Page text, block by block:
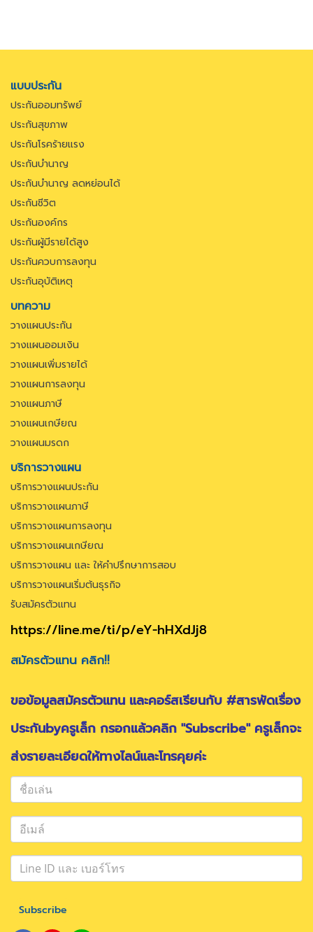
แบบประกัน
ประกันออมทรัพย์
ประกันสุขภาพ
ประกันโรคร้ายแรง
ประกันบำนาญ
ประกันบำนาญ ลดหย่อนได้
ประกันชีวิต
ประกันองค์กร
ประกันผู้มีรายได้สูง
ประกันควบการลงทุน
ประกันอุบัติเหตุ
บทความ
วางแผนประกัน
วางแผนออมเงิน
วางแผนเพิ่มรายได้
วางแผนการลงทุน
วางแผนภาษี
วางแผนเกษียณ
วางแผนมรดก
บริการวางแผน
บริการวางแผนประกัน
บริการวางแผนภาษี
บริการวางแผนการลงทุน
บริการวางแผนเกษียณ
บริการวางแผน และ ให้คำปรึกษาการสอบ
บริการวางแผนเริ่มต้นธุรกิจ
รับสมัครตัวแทน
https://line.me/ti/p/eY-hHXdJj8
สมัครตัวแทน คลิก!!
ขอข้อมูลสมัครตัวแทน และคอร์สเรียนกับ #สารพัดเรื่อง
ประกันbyครูเล็ก กรอกแล้วคลิก "Subscribe" ครูเล็กจะ
ส่งรายละเอียดให้ทางไลน์และโทรคุยค่ะ
Subscribe